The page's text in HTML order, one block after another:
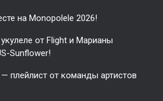
на Monopolele 2026!
от Flight и Марианы
Sunflower!
плейлист от команды артистов